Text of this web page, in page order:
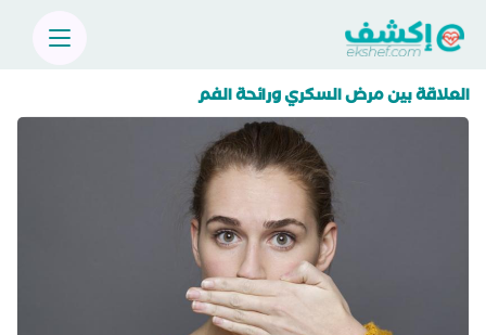
العلاقة بين مرض السكري ورائحة الفم